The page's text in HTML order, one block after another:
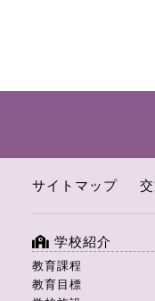
サイトマップ
学校紹介
教育課程
教育目標